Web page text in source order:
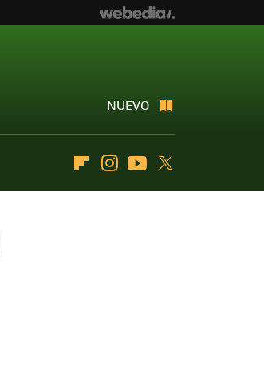
NUEVO
FlipboardInstagramYoutube